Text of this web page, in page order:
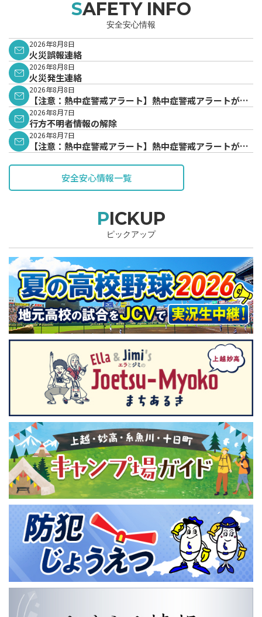
SAFETY INFO
安全安心情報
2026年8月8日
火災誤報連絡
2026年8月8日
火災発生連絡
2026年8月8日
【注意：熱中症警戒アラート】熱中症警戒アラートが発
表されています。
2026年8月7日
行方不明者情報の解除
2026年8月7日
【注意：熱中症警戒アラート】熱中症警戒アラートが発
安全安心情報一覧
PICKUP
ピックアップ